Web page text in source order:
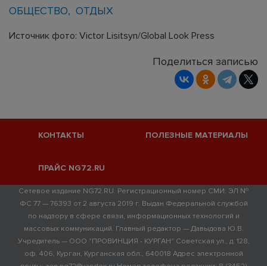
ОБЩЕСТВО ОТДЫХ
Источник фото: Victor Lisitsyn/Global Look Press
Поделиться записью
КОНТАКТЫ ПОЛЕЗНЫЕ МАТЕРИАЛЫ
ПРАЙС NG72.RU
Сетевое издание NG72.RU. Регистрационный номер СМИ: ЭЛ №
ФС 77 — 76393 от 2 августа 2019 г. Выдан Федеральной службой
по надзору в сфере связи, информационных технологий и
массовых коммуникаций. Главный редактор — Давыдова Ю.В.
Учредитель — ООО "ПРОВИНЦИЯ - КУРГАН" Советская ул., д. 128,
оф. 406, Курган, Курганская обл., 640018 Адрес электронной